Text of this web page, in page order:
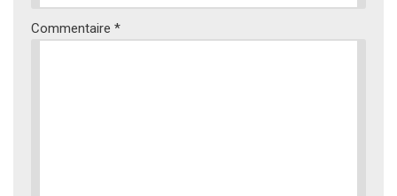
Commentaire *